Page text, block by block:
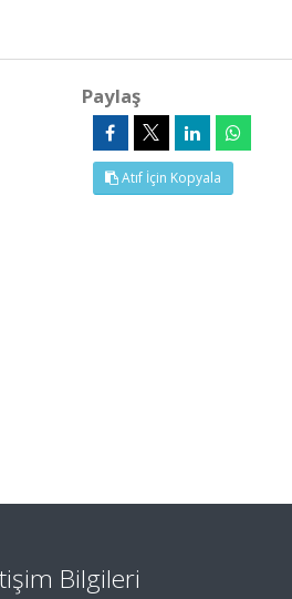
Paylaş
Atıf İçin Kopyala
Bilgileri